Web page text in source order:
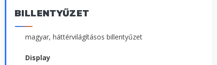
BILLENTYŰZET
magyar, háttérvilágításos billentyűzet
Display